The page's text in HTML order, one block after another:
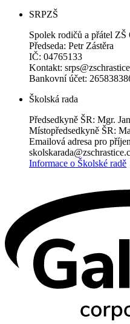
SRPZŠ
Spolek rodičů a přátel ZŠ
Předseda: Petr Zástěra
IČ: 04765133
Kontakt:
Bankovní účet:
Školská rada
Předsedkyně ŠR: Mgr.
Místopředsedkyně ŠR:
Emailová adresa pro
Informace o Školské radě